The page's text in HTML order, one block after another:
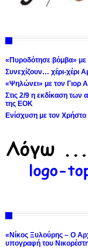
«Πυροδότησε βόμβα» με
Συνεχίζουν… χέρι-χέρι
«Ψηλώνει» με τον Γιορ
Στις 2/9 η εκδίκαση
της ΕΟΚ
Ενίσχυση με τον
«Νίκος Ξυλούρης – Ο
υπογραφή του